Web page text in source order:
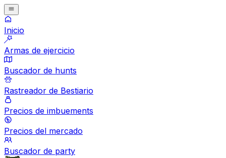
Inicio
Armas de ejercicio
Buscador de hunts
Rastreador de Bestiario
Precios de imbuements
Precios del mercado
Buscador de party